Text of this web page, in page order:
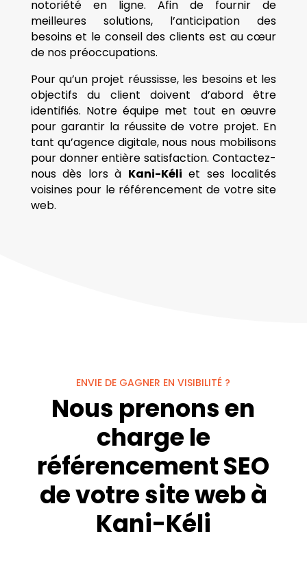
notoriété en ligne. Afin de fournir de
meilleures solutions, l’anticipation des
besoins et le conseil des clients est au cœur
de nos préoccupations.
Pour qu’un projet réussisse, les besoins et les
objectifs du client doivent d’abord être
identifiés. Notre équipe met tout en œuvre
pour garantir la réussite de votre projet. En
tant qu’agence digitale, nous nous mobilisons
pour donner entière satisfaction. Contactez-
nous dès lors à Kani-Kéli et ses localités
voisines pour le référencement de votre site
web.
ENVIE DE GAGNER EN VISIBILITÉ ?
Nous prenons en
charge le
référencement SEO
de votre site web à
Kani-Kéli